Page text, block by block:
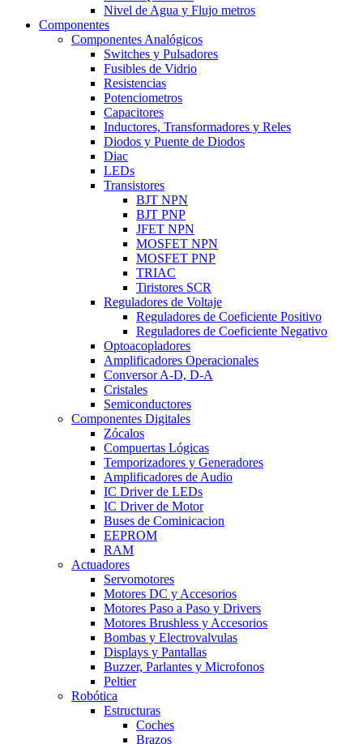
Nivel de Agua y Flujo metros
Componentes
Componentes Analógicos
Switches y Pulsadores
Fusibles de Vidrio
Resistencias
Potenciometros
Capacitores
Inductores, Transformadores y Reles
Diodos y Puente de Diodos
Diac
LEDs
Transistores
BJT NPN
BJT PNP
JFET NPN
MOSFET NPN
MOSFET PNP
TRIAC
Tiristores SCR
Reguladores de Voltaje
Reguladores de Coeficiente Positivo
Reguladores de Coeficiente Negativo
Optoacopladores
Amplificadores Operacionales
Conversor A-D, D-A
Cristales
Semiconductores
Componentes Digitales
Zócalos
Compuertas Lógicas
Temporizadores y Generadores
Amplificadores de Audio
IC Driver de LEDs
IC Driver de Motor
Buses de Cominicacion
EEPROM
RAM
Actuadores
Servomotores
Motores DC y Accesorios
Motores Paso a Paso y Drivers
Motores Brushless y Accesorios
Bombas y Electrovalvulas
Displays y Pantallas
Buzzer, Parlantes y Microfonos
Peltier
Robótica
Estructuras
Coches
Brazos